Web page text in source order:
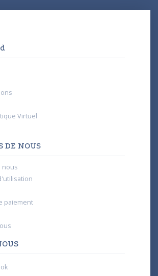
Virtuel
DE NOUS
nous
paiement